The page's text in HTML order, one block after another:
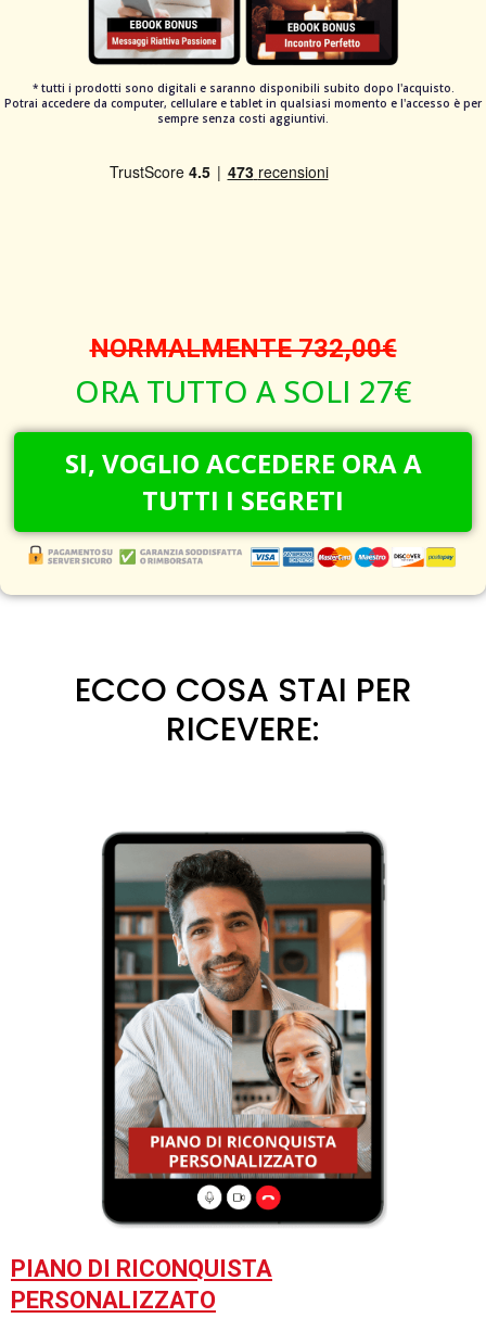
* tutti i prodotti sono digitali e saranno disponibili subito dopo l'acquisto.
Potrai accedere da computer, cellulare e tablet in qualsiasi momento e l'accesso è per
sempre senza costi aggiuntivi.
NORMALMENTE 732,00€
ORA TUTTO A SOLI 27€
SI, VOGLIO ACCEDERE ORA A
TUTTI I SEGRETI
ECCO COSA STAI PER
RICEVERE:
PIANO DI RICONQUISTA
PERSONALIZZATO